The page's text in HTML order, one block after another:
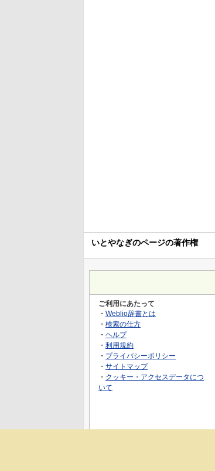
いとやなぎのページの著作権
ご利用にあたって
・ Weblio辞書とは
・ 検索の仕方
・ ヘルプ
・ 利用規約
・ プライバシーポリシー
・ サイトマップ
・ クッキー・アクセスデータにつ
いて